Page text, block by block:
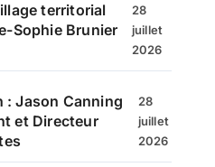
territorial
Sophie Brunier
28
juillet
2026
: Jason Canning
et Directeur
28
juillet
2026